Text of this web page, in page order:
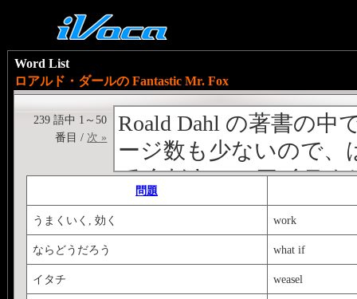
Word List
ロアルド・ダールの Fantastic Mr. Fox
Roald Dahl の著書の中
ージ数も少ないので
てください。アイテ
ンの中に記述します。
より冒頭を引用+
Roald Dahl (1916-1990)
239 語中 1～50
番目 / 次 »
問題
うまくいく, 効く work
ならどうだろう what if
イタチ weasel